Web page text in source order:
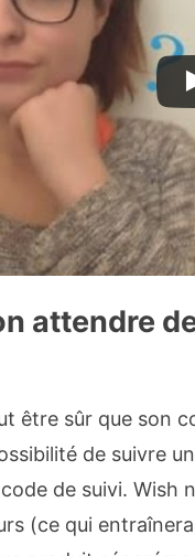
attendre
être sûr que son
de suivre
de suivi. Wish
(ce qui